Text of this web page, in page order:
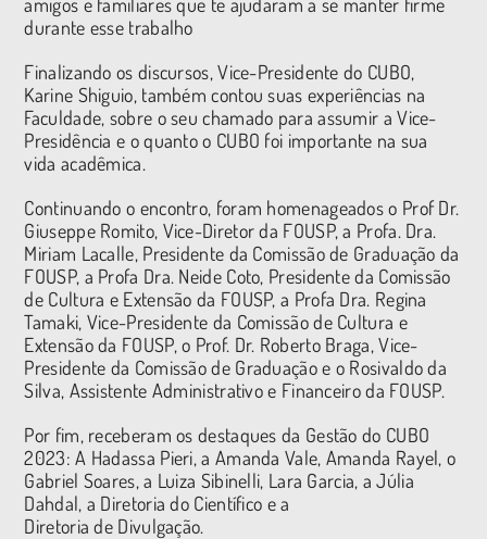
durante esse trabalho
Finalizando os discursos, Vice-Presidente do CUBO,
Karine Shiguio, também contou suas experiências na
Faculdade, sobre o seu chamado para assumir a Vice-
Presidência e o quanto o CUBO foi importante na sua
vida acadêmica.
Continuando o encontro, foram homenageados o Prof Dr.
Giuseppe Romito, Vice-Diretor da FOUSP, a Profa. Dra.
Miriam Lacalle, Presidente da Comissão de Graduação da
FOUSP, a Profa Dra. Neide Coto, Presidente da Comissão
de Cultura e Extensão da FOUSP, a Profa Dra. Regina
Tamaki, Vice-Presidente da Comissão de Cultura e
Extensão da FOUSP, o Prof. Dr. Roberto Braga, Vice-
Presidente da Comissão de Graduação e o Rosivaldo da
Silva, Assistente Administrativo e Financeiro da FOUSP.
Por fim, receberam os destaques da Gestão do CUBO
2023: A Hadassa Pieri, a Amanda Vale, Amanda Rayel, o
Gabriel Soares, a Luiza Sibinelli, Lara Garcia, a Júlia
Dahdal, a Diretoria do Científico e a
Diretoria de Divulgação.